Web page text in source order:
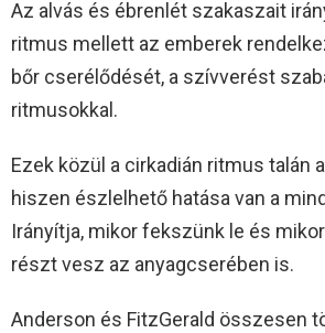
Az alvás és ébrenlét szakaszait
ritmus mellett az emberek
bőr cserélődését, a szívverést
ritmusokkal.
Ezek közül a cirkadián ritmus talán
hiszen észlelhető hatása van a
Irányítja, mikor fekszünk le és
részt vesz az anyagcserében is.
Anderson és FitzGerald összesen